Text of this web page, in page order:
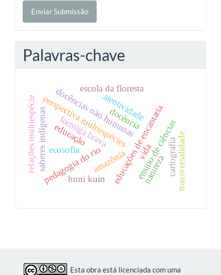
Submissão
Enviar Submissão
Palavras-chave
formiga brava
amazôniaeducações de encantaria
docências não humanas
educação
perspectiva multiespécies
docência
vida
ensino de ciências
pedagogia do rio
ecosofia transversalidade
cartografia
huni kuin
atentividade
relações multiespécie
escola da floresta
natureza
saberes indígenas
Esta obra está licenciada com uma